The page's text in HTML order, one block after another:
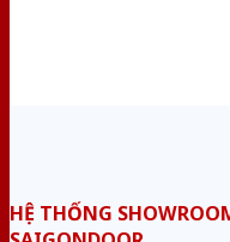
HỆ THỐNG